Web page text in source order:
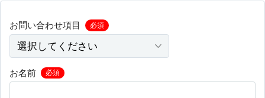
お問い合わせ項目 必須
お名前 必須